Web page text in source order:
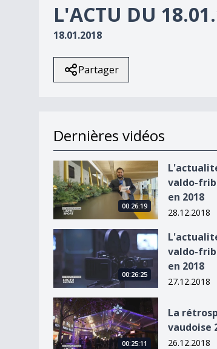
L'ACTU DU
18.01.2018
Partager
Dernières vidéos
L&#039;actualité sportive valdo-
00:26:19
valdo-
en 2018
28.12.2018
L&#039;actualité culturelle valdo-
00:26:25
valdo-
en 2018
27.12.2018
La rétrospective vaudoise 2018
00:25:11
La
vaudoise
26.12.2018